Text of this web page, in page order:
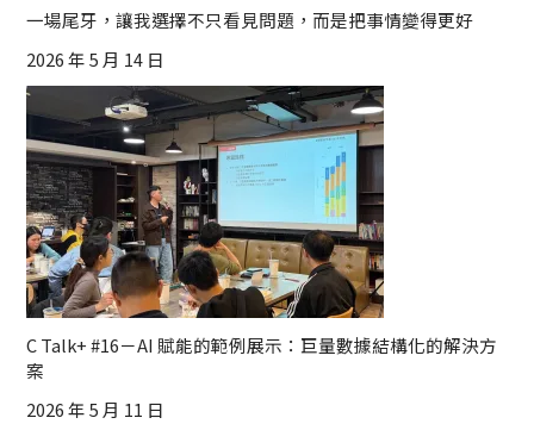
一場尾牙，讓我選擇不只看見問題，而是把事情變得更好
2026 年 5 月 14 日
C Talk+ #16－AI 賦能的範例展示：巨量數據結構化的解決方
案
2026 年 5 月 11 日